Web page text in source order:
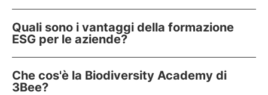
Quali sono i vantaggi della formazione
ESG per le aziende?
Che cos'è la Biodiversity Academy di
3Bee?